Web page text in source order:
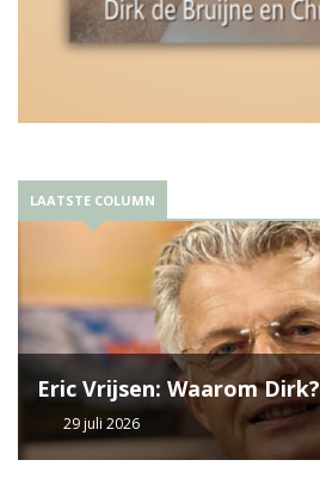
LAATSTE COLUMN
Eric Vrijsen: Waarom Dirk?
29 juli 2026